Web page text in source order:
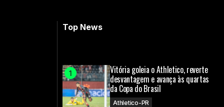
Top News
Vitória goleia o Athletico, reverte
desvantagem e avança às quartas
da Copa do Brasil
Athletico-PR